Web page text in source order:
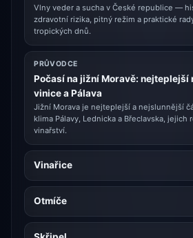
Vlny veder a sucha v České republice —
zdravotní rizika, pitný režim a praktické
tropických dnů.
PRŮVODCE
Počasí na jižní Moravě: nejteplejší
vinice a Pálava
Jižní Morava je nejteplejší a nejslunnější
klima Pálavy, Lednicka a Břeclavska, jejich
vinařství.
Vinařice
Otmíče